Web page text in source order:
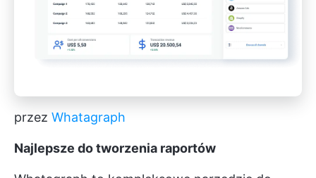
przez Whatagraph
Najlepsze do tworzenia raportów